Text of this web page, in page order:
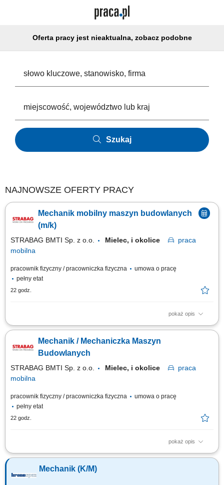
Oferta pracy jest nieaktualna, zobacz podobne
Szukaj
NAJNOWSZE OFERTY PRACY
Mechanik mobilny maszyn budowlanych
(m/k)
STRABAG BMTI Sp. z o.o. Mielec, i okolice
praca
mobilna
pracownik fizyczny / pracowniczka fizyczna
umowa o pracę
pełny etat
22 godz.
pokaż opis
Twoja rola w STRABAG wykonywanie napraw i serwisów maszyn
wykonywanie napraw i serwisów drobnego sprzętu (m.in. zagęszczarki,
piły) prace modernizacyjne i konserwacyjne; dokonywanie przeglądów
Mechanik / Mechaniczka Maszyn
Budowlanych
STRABAG BMTI Sp. z o.o. Mielec, i okolice
praca
mobilna
pracownik fizyczny / pracowniczka fizyczna
umowa o pracę
pełny etat
22 godz.
pokaż opis
Opis stanowiska wykonywanie napraw i serwisowanie maszyn
serwisowanie drobnego sprzętu, m.in. zagęszczarek i pilarek;
prowadzenie prac konserwacyjnych i modernizacyjnych maszyn;
Mechanik (K/M)